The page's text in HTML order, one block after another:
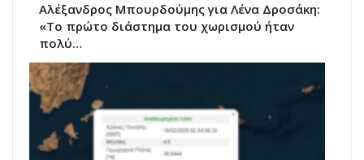
Αλέξανδρος Μπουρδούμης για Λένα Δροσάκη:
«Το πρώτο διάστημα του χωρισμού ήταν
πολύ…